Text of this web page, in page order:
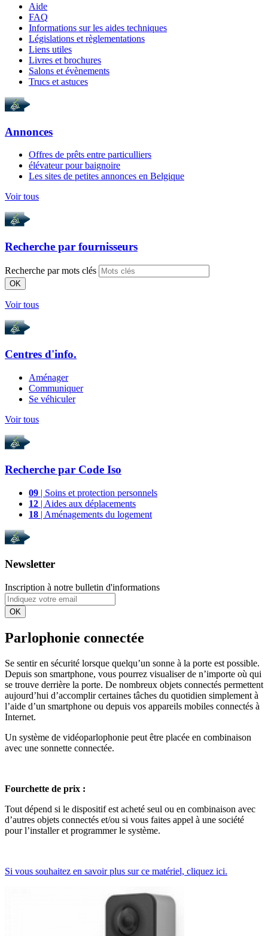
Aide
FAQ
Informations sur les aides techniques
Législations et règlementations
Liens utiles
Livres et brochures
Salons et évènements
Trucs et astuces
Annonces
Offres de prêts entre particulliers
élévateur pour baignoire
Les sites de petites annonces en Belgique
Voir tous
Recherche par fournisseurs
Recherche par mots clés
OK
Voir tous
Centres d'info.
Aménager
Communiquer
Se véhiculer
Voir tous
Recherche par Code Iso
09 | Soins et protection personnels
12 | Aides aux déplacements
18 | Aménagements du logement
Newsletter
Inscription à notre bulletin d'informations
OK
Parlophonie connectée
Se sentir en sécurité lorsque quelqu’un sonne à la porte est possible.
Depuis son smartphone, vous pourrez visualiser de n’importe où qui
se trouve derrière la porte. De nombreux objets connectés permettent
aujourd’hui d’accomplir certaines tâches du quotidien simplement à
l’aide d’un smartphone ou depuis vos appareils mobiles connectés à
Internet.
Un système de vidéoparlophonie peut être placée en combinaison
avec une sonnette connectée.
Fourchette de prix :
Tout dépend si le dispositif est acheté seul ou en combinaison avec
d’autres objets connectés et/ou si vous faites appel à une société
pour l’installer et programmer le système.
Si vous souhaitez en savoir plus sur ce matériel, cliquez ici.